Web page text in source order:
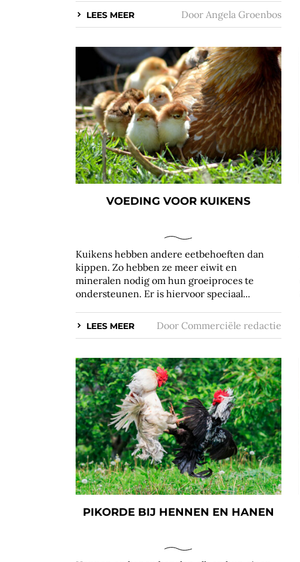
LEES MEER Door Angela Groenbos
VOEDING VOOR KUIKENS
Kuikens hebben andere eetbehoeften dan
kippen. Zo hebben ze meer eiwit en
mineralen nodig om hun groeiproces te
ondersteunen. Er is hiervoor speciaal...
LEES MEER Door Commerciële redactie
PIKORDE BIJ HENNEN EN HANEN